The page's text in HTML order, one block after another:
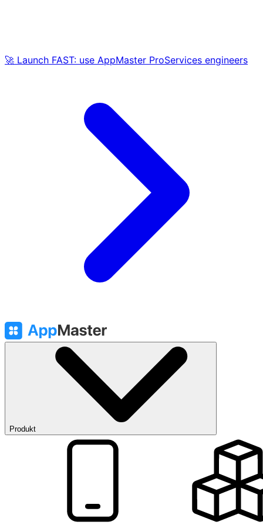
🚀 Launch FAST: use AppMaster ProServices engineers
Produkt